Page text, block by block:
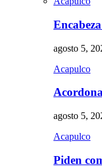
agosto 5,
Acapulco
agosto 5,
Acapulco
Piden